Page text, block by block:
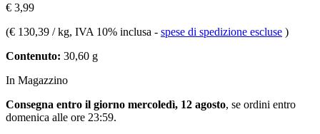
€ 3,99
(€ 130,39 / kg, IVA 10% inclusa - spese di spedizione escluse )
Contenuto: 30,60 g
In Magazzino
Consegna entro il giorno mercoledì, 12 agosto, se ordini entro
domenica alle ore 23:59.